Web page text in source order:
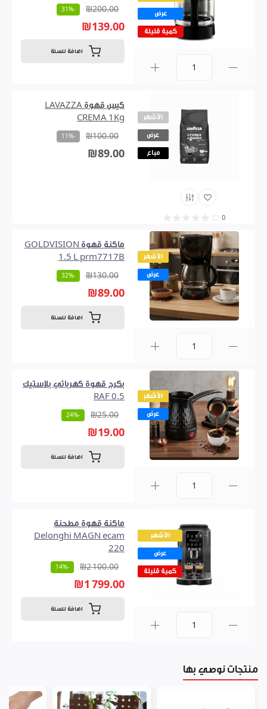
عرض
كمية قليلة
₪200.00
-31%
₪139.00
اضافة للسلة
الأشهر
عرض
مباع
0
كيس قهوة LAVAZZA
CREMA 1Kg
₪100.00
-11%
₪89.00
الأشهر
عرض
ماكنة قهوة GOLDVISION
1.5 L prm7717B
₪130.00
-32%
₪89.00
اضافة للسلة
الأشهر
عرض
بكرج قهوة كهربائي بلاستيك
0.5 RAF
₪25.00
-24%
₪19.00
اضافة للسلة
الأشهر
عرض
كمية قليلة
ماكنة قهوة مطحنة
Delonghi MAGN ecam
220
₪2 100.00
-14%
₪1 799.00
اضافة للسلة
منتجات نوصي بها